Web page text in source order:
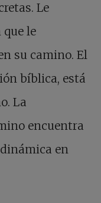
Le
que le
su camino. El
bíblica, está
La
encuentra
en